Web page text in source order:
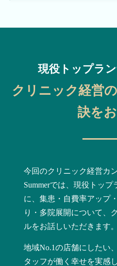
現役トップラ
クリニック経営の
訣を
今回のクリニック経営カ
Summerでは、現役トッ
に、集患・自費率アップ
り・多院展開について、
ルをお話しいただきます。
地域No.1の店舗にしたい
タッフが働く幸せを実感